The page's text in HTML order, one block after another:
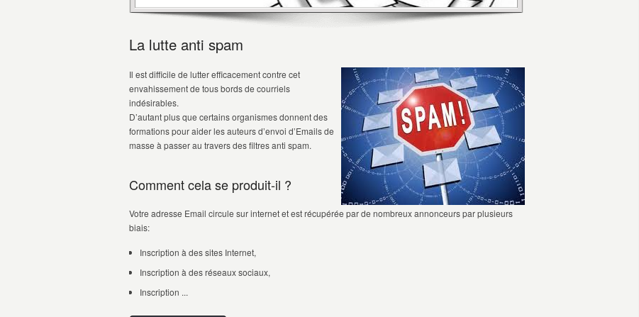
La lutte anti spam
Il est difficile de lutter efficacement contre cet
envahissement de tous bords de courriels
indésirables.
D’autant plus que certains organismes donnent des
formations pour aider les auteurs d’envoi d’Emails de
masse à passer au travers des filtres anti spam.
Comment cela se produit-il ?
Votre adresse Email circule sur internet et est récupérée par de nombreux annonceurs par plusieurs
biais:
Inscription à des sites Internet,
Inscription à des réseaux sociaux,
Inscription ...